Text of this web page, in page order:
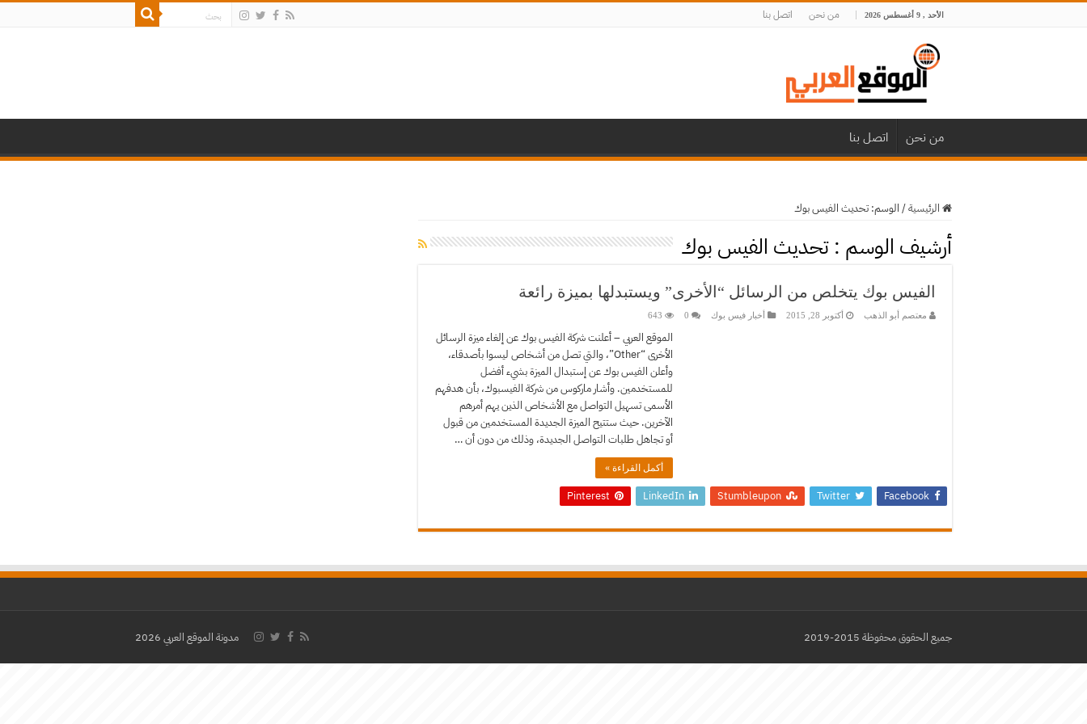
الأحد , 9 أغسطس 2026 من نحن اتصل بنا
من نحن اتصل بنا
الرئيسية/ الوسم: تحديث الفيس بوك
أرشيف الوسم : تحديث الفيس بوك
الفيس بوك يتخلص من الرسائل “الأخرى” ويستبدلها بميزة رائعة
معتصم أبو الذهب أكتوبر 28, 2015 أخبار فيس بوك 0
643
الموقع العربي – أعلنت شركة الفيس بوك عن إلغاء ميزة الرسائل
الأخرى “Other”، والتي تصل من أشخاص ليسوا بأصدقاء،
وأعلن الفيس بوك عن إستبدال الميزة بشيء أفضل
للمستخدمين. وأشار ماركوس من شركة الفيسبوك، بأن هدفهم
الأسمى تسهيل التواصل مع الأشخاص الذين يهم أمرهم
الآخرين. حيث ستتيح الميزة الجديدة المستخدمين من قبول
أو تجاهل طلبات التواصل الجديدة، وذلك من دون أن …
أكمل القراءة »
Facebook
Twitter
Stumbleupon
LinkedIn
Pinterest
مدونة الموقع العربي 2026 جميع الحقوق محفوظة 2015-2019